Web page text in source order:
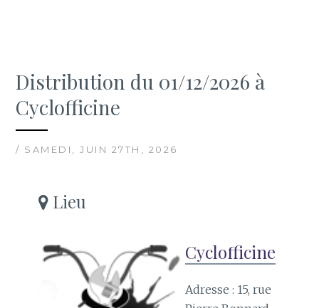
Distribution du 01/12/2026 à
Cyclofficine
/ SAMEDI, JUIN 27TH, 2026
Lieu
Cyclofficine
Adresse : 15, rue